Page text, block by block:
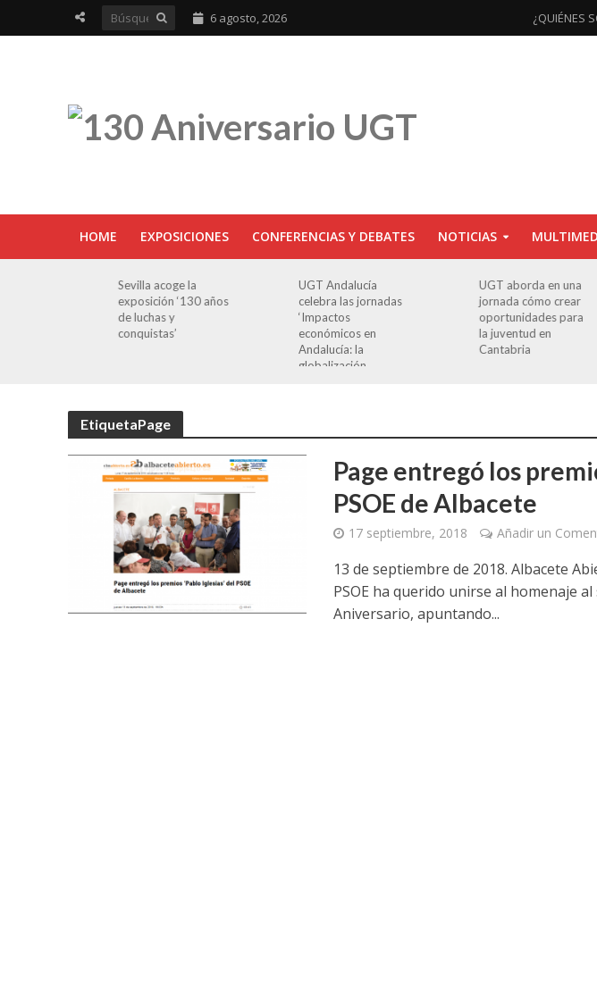
6 agosto, 2026 ¿QUIÉNES
HOME EXPOSICIONES CONFERENCIAS Y DEBATES NOTICIAS
Sevilla acoge la
exposición ‘130 años
de luchas y
conquistas’
UGT Andalucía
celebra las jornadas
‘Impactos
económicos en
Andalucía: la
globalización
UGT aborda en una
jornada cómo crear
oportunidades para
la juventud en
Cantabria
EtiquetaPage
Page entregó los
PSOE de Albacete
17 septiembre, 2018 Añadir un
13 de septiembre de 2018. Albacete
PSOE ha querido unirse al homenaje
Aniversario, apuntando...